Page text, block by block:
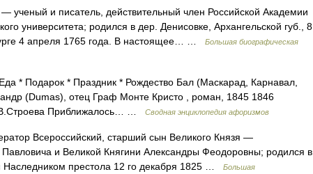
ученый и писатель, действительный член Российской Академии
университета; родился в дер. Денисовке, Архангельской губ., 8
4 апреля 1765 года. В настоящее… …
Большая биографическая
* Подарок * Праздник * Рождество Бал (Маскарад, Карнавал,
(Dumas), отец Граф Монте Кристо , роман, 1845 1846
В.Строева Приближалось… …
Сводная энциклопедия афоризмов
Всероссийский, старший сын Великого Князя —
и Великой Княгини Александры Феодоровны; родился в
Наследником престола 12 го декабря 1825 …
Большая